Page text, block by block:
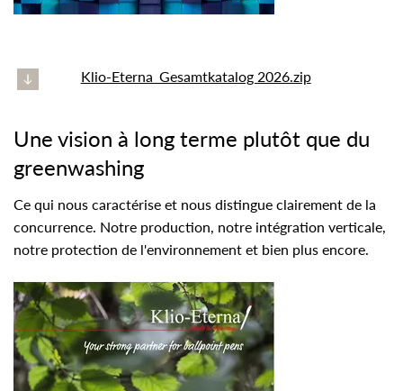
Klio-Eterna_Gesamtkatalog 2026.zip
Une vision à long terme plutôt que du
greenwashing
Ce qui nous caractérise et nous distingue clairement de la
concurrence. Notre production, notre intégration verticale,
notre protection de l'environnement et bien plus encore.